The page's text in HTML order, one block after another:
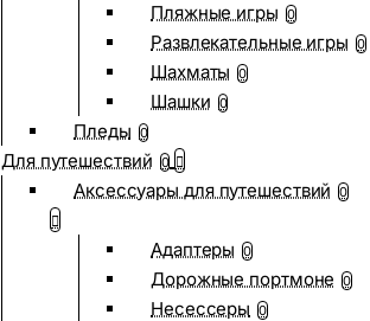
Пляжные игры 0
Развлекательные игры 0
Шахматы 0
Шашки 0
Пледы 0
Для путешествий 0
Аксессуары для путешествий 0
Адаптеры 0
Дорожные портмоне 0
Несессеры 0